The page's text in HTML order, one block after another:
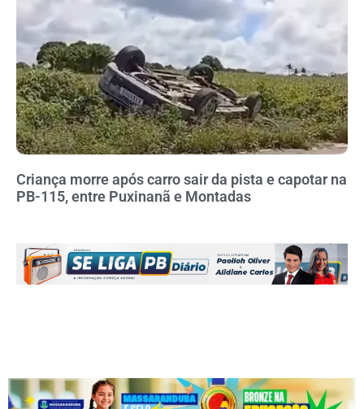
Criança morre após carro sair da pista e capotar na
PB-115, entre Puxinanã e Montadas